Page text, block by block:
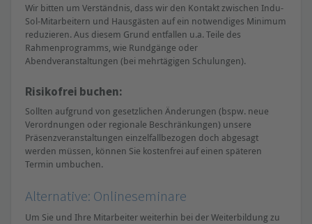
Wir bitten um Verständnis, dass wir den Kontakt zwischen Indu-
Sol-Mitarbeitern und Hausgästen auf ein notwendiges Minimum
reduzieren. Aus diesem Grund entfallen u.a. Teile des
Rahmenprogramms, wie Rundgänge oder
Abendveranstaltungen (bei mehrtägigen Schulungen).
Risikofrei buchen:
Sollten aufgrund von gesetzlichen Änderungen (bspw. neue
Verordnungen oder regionale Beschränkungen) unsere
Präsenzveranstaltungen einzelfallbezogen doch abgesagt
werden müssen, können Sie kostenfrei auf einen späteren
Termin umbuchen.
Alternative: Onlineseminare
Um Sie und Ihre Mitarbeiter weiterhin bei der Weiterbildung zu